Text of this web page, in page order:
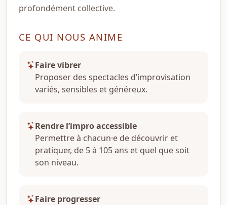
profondément collective.
CE QUI NOUS ANIME
Faire vibrer
Proposer des spectacles d’improvisation
variés, sensibles et généreux.
Rendre l’impro accessible
Permettre à chacun·e de découvrir et
pratiquer, de 5 à 105 ans et quel que soit
son niveau.
Faire progresser